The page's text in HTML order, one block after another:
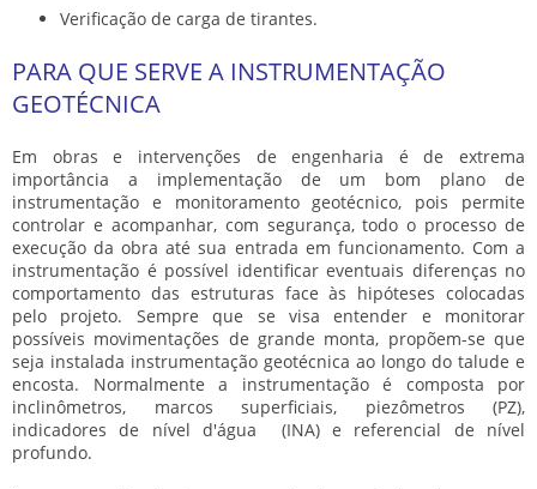
Verificação de carga de tirantes.
PARA QUE SERVE A INSTRUMENTAÇÃO
GEOTÉCNICA
Em obras e intervenções de engenharia é de extrema
importância a implementação de um bom plano de
instrumentação e monitoramento geotécnico, pois permite
controlar e acompanhar, com segurança, todo o processo de
execução da obra até sua entrada em funcionamento. Com a
instrumentação é possível identificar eventuais diferenças no
comportamento das estruturas face às hipóteses colocadas
pelo projeto. Sempre que se visa entender e monitorar
possíveis movimentações de grande monta, propõem-se que
seja instalada instrumentação geotécnica ao longo do talude e
encosta. Normalmente a instrumentação é composta por
inclinômetros, marcos superficiais, piezômetros (PZ),
indicadores de nível d'água (INA) e referencial de nível
profundo.